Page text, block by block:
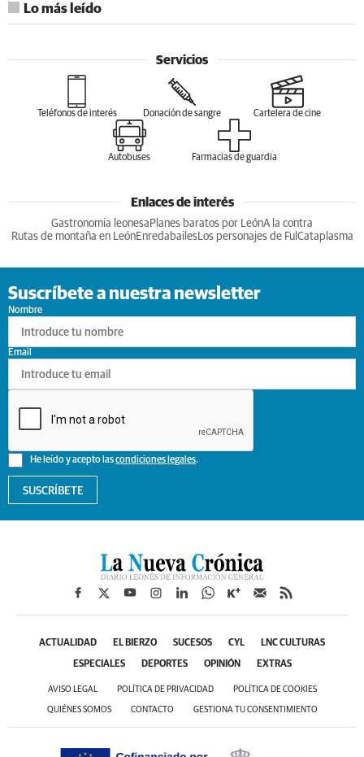
Lo más leído
Servicios
Teléfonos de interés Donación de sangre Cartelera de cine
Autobuses Farmacias de guardia
Enlaces de interés
Gastronomia leonesa Planes baratos por LeónA la contra
Rutas de montaña en LeónEnredabailesLos personajes de Ful Cataplasma
Suscríbete a nuestra newsletter
Nombre
He leído y acepto lascondiciones legales.
Email
SUSCRÍBETE
ACTUALIDAD EL BIERZO SUCESOS CYL LNC CULTURAS
ESPECIALES DEPORTES OPINIÓN EXTRAS
AVISO LEGAL POLÍTICA DE PRIVACIDAD POLÍTICA DE COOKIES
QUIÉNES SOMOS CONTACTO GESTIONA TU CONSENTIMIENTO